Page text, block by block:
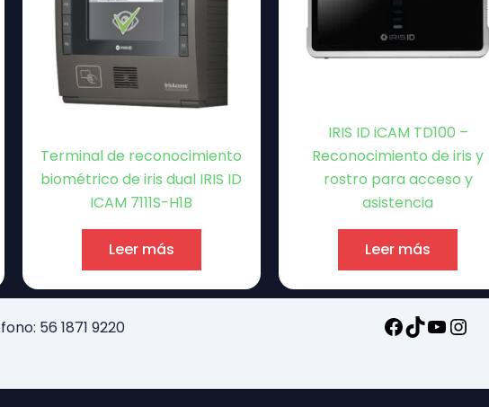
Terminal de reconocimiento
biométrico de iris dual IRIS ID
ICAM 7111S-H1B
Leer más
IRIS ID iCAM TD100 –
Reconocimiento de iris y
rostro para acceso y
asistencia
Leer más
56 1871 9220